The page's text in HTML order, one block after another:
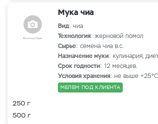
Мука чиа
Вид: чиа
Технология: жерновой помол
Сырье: семена чиа в.с.
Назначение муки: кулинария,
Срок годности: 12 месяцев.
Условия хранения: не выше +25°С
МЕЛЕМ ПОД КЛИЕНТА
250 г
500 г